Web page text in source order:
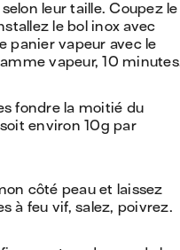
leur taille. Coupez le
le bol inox avec
panier vapeur avec le
vapeur, 10
fondre la moitié du
environ 10g par
côté peau et laissez
à feu vif, salez, poivrez.